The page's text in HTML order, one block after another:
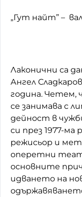
„Гут найт” –
Лаконични са
Ангел
година. Четем,
се занимава с
дейност в
си през 1977-
режисьор и
оперетни
основните
идването на